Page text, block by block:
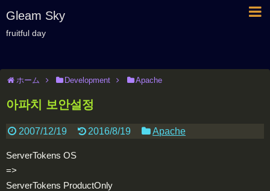
Gleam Sky
fruitful day
ホーム Development Apache
아파치 보안설정
2007/12/19 2016/8/19 Apache
ServerTokens OS
=>
ServerTokens ProductOnly